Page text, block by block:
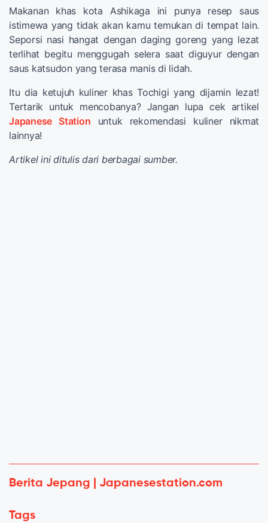
Makanan khas kota Ashikaga ini punya resep saus
istimewa yang tidak akan kamu temukan di tempat lain.
Seporsi nasi hangat dengan daging goreng yang lezat
terlihat begitu menggugah selera saat diguyur dengan
saus katsudon yang terasa manis di lidah.
Itu dia ketujuh kuliner khas Tochigi yang dijamin lezat!
Tertarik untuk mencobanya? Jangan lupa cek artikel
Japanese Station untuk rekomendasi kuliner nikmat
lainnya!
Artikel ini ditulis dari berbagai sumber.
Berita Jepang | Japanesestation.com
Tags